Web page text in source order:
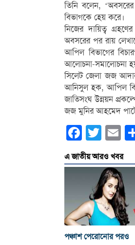
তিনি বলেন,
বিভাগকে হেয় করে।
নিজের দায়িত্ব
অবসরের পর রায়
আপিল বিভাগের
আলোচনা-সমালোচনা
সিলেট জেলা জজ
আনিসুল হক, আপিল
জাতিসংঘ উন্নয়ন
জজ মুনির আহমেদ
Facebook
Twitter
এ জাতীয় আরও খবর
পঞ্চাশ পেরোনোর পরও